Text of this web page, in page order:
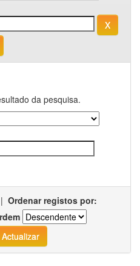
da pesquisa.
| Ordenar registos por: